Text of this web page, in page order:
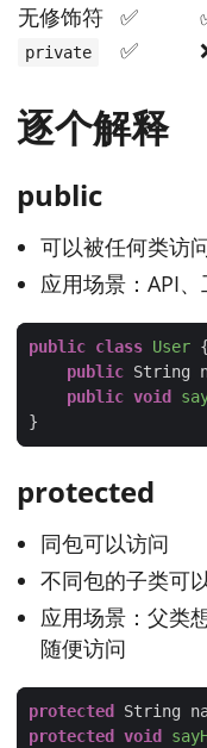
无修饰符 ✅
private ✅
逐个解释
public
可以被任何类访
应用场景：API
public class User
public
public void
protected
同包可以访问
不同包的子类可
应用场景：父类
随便访问
protected
protected
void